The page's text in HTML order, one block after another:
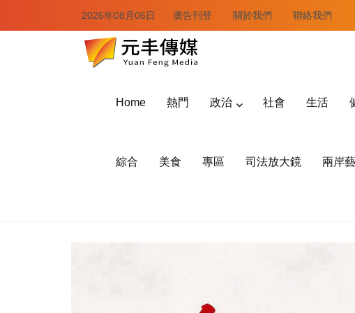
2026年08月06日 廣告刊登 關於我們 聯絡我們
Home 熱門 政治 社會 生活
綜合 美食 專區 司法放大鏡 兩岸